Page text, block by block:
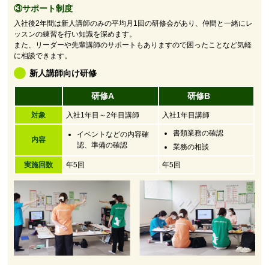
③サポート制度
入社後2年間は新人講師のみの平均月1回の研修会があり、仲間と一緒にレ
ッスンの練習を行い知識を深めます。
また、リーダーや先輩講師のサポートもありますので困ったことなど気軽
に相談できます。
新人講師向け研修
研修A 研修B
対象 入社1年目～2年目講師 入社1年目講師
内容
イベントなどの内容確
認、準備の確認
書類業務の確認
業務の相談
実施回数 年5回 年5回